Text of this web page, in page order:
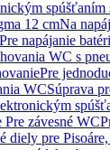
spúšťaním
12 cmNa
Pre napájanie
WC s
Pre
WCSúprava
závesné WC
diely pre